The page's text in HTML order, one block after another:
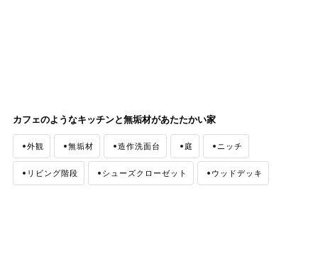
カフェのようなキッチンと無垢材があたたかい家
外観 無垢材 造作洗面台 庭 ニッチ
リビング階段 シューズクローゼット ウッドデッキ